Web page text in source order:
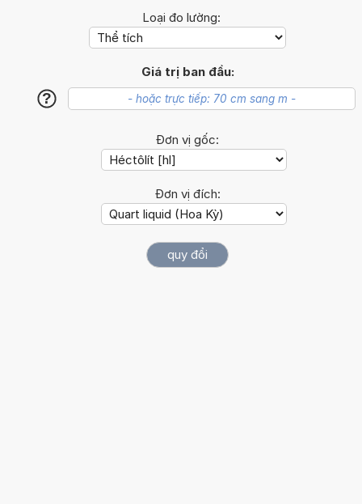
Loại đo lường:
Giá trị ban đầu:
?
Đơn vị gốc:
Đơn vị đích: